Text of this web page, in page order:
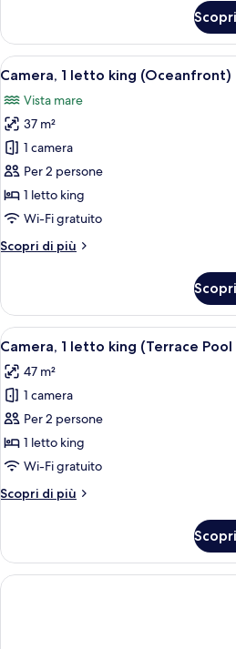
(Oceanfront)
monolocale,
letto
con
divano
letto
(Oceanfront)
Apri
tutte
le
foto
per
Camera,
1
letto
(Oceanfront)
Un
8
Camera, 1 letto king (Oceanfront)
Vista mare
37 m²
1 camera
Per 2 persone
1 letto king
Wi-Fi gratuito
Scopri di più
Altri
1
letto
king
Apri
tutte
le
foto
per
Camera,
1
king
View)
Una
6
Camera, 1 letto king (Terrace Pool
47 m²
1 camera
Per 2 persone
1 letto king
Wi-Fi gratuito
Scopri di più
Altri
1
letto
king